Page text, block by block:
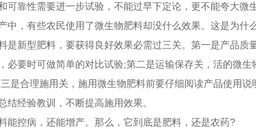
可靠性需要进一步试验，不能过早下定论，更不能夸大微
中，有些农民使用了微生物肥料却没什么效果。这是为什
是新型肥料，要获得良好效果必需过三关。第一是产品
必要时可做简单的对比试验;第二是运输保存关，活的微
是合理施用关，施用微生物肥料前要仔细阅读产品使用
结经验教训，不断提高施用效果。
能控病，还能增产。那么，它到底是肥料，还是农药?